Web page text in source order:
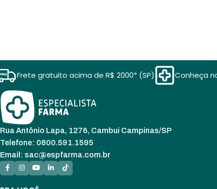
Frete gratuito acima de R$ 2000* (SP) Conheça
Rua Antônio Lapa, 1276, Cambuí Campinas/SP
Telefone: 0800.591.1595
Email: sac@espfarma.com.br